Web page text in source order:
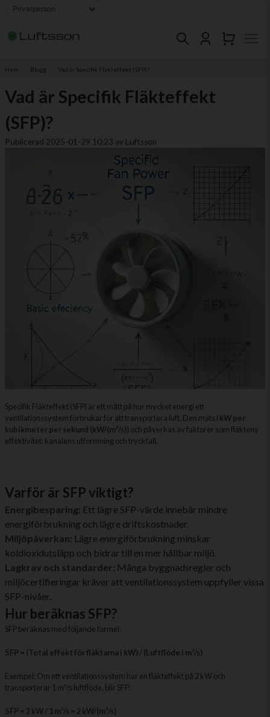
Hem Blogg Vad är Specifik Fläkteffekt (SFP)?
Vad är Specifik Fläkteffekt
(SFP)?
Publicerad 2025-01-29 10:23 av Luftsson
Specifik Fläkteffekt (SFP) är ett mått på hur mycket energi ett
ventilationssystem förbrukar för att transportera luft. Den mäts i kW per
kubikmeter per sekund (kW/(m³/s)) och påverkas av faktorer som fläktens
effektivitet, kanalens utformning och tryckfall.
Varför är SFP viktigt?
Energibesparing: Ett lägre SFP-värde innebär mindre
energiförbrukning och lägre driftskostnader.
Miljöpåverkan: Lägre energiförbrukning minskar
koldioxidutsläpp och bidrar till en mer hållbar miljö.
Lagkrav och standarder: Många byggnadsregler och
miljöcertifieringar kräver att ventilationssystem uppfyller vissa
SFP-nivåer.
Hur beräknas SFP?
SFP beräknas med följande formel:
SFP = (Total effekt för fläktarna i kW) / (Luftflöde i m³/s)
Exempel: Om ett ventilationssystem har en fläkteffekt på 2 kW och
transporterar 1 m³/s luftflöde, blir SFP:
SFP = 2 kW / 1 m³/s = 2 kW/(m³/s)